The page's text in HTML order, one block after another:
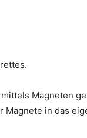
Magneten
in das